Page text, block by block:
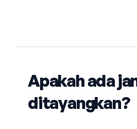
Apakah ada
ditayangkan?